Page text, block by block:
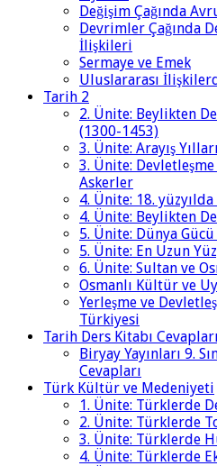
Değişim Çağında
Devrimler Çağında
İlişkileri
Sermaye ve Emek
Uluslararası
Tarih 2
2. Ünite: Beylikten
(1300-1453)
3. Ünite: Arayış
3. Ünite: Devletleşme
Askerler
4. Ünite: 18.
4. Ünite: Beylikten
5. Ünite: Dünya
5. Ünite: En Uzun
6. Ünite: Sultan ve
Osmanlı Kültür ve
Yerleşme ve
Türkiyesi
Tarih Ders Kitabı Cevapları
Biryay Yayınları 9.
Cevapları
Türk Kültür ve Medeniyeti
1. Ünite: Türklerde
2. Ünite: Türklerde
3. Ünite: Türklerde
4. Ünite: Türklerde